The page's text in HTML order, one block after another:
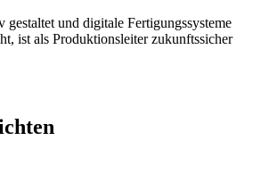
gestaltet und digitale Fertigungssysteme
ist als Produktionsleiter zukunftssicher